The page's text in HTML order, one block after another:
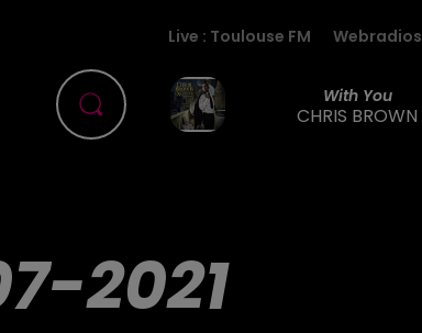
Live : Toulouse FM Webradios
With You
CHRIS BROWN
2021